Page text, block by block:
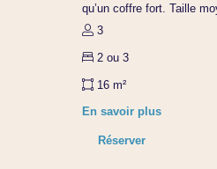
qu’un coffre fort. Taille
3
2 ou 3
16 m²
En savoir plus
Réserver